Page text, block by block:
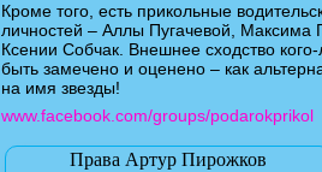
Кроме того, есть прикольные
личностей – Аллы Пугачевой, Максима
Ксении Собчак. Внешнее сходство
быть замечено и оценено – как
на имя звезды!
www.facebook.com/groups/podarokprikol
Права Артур Пирожков